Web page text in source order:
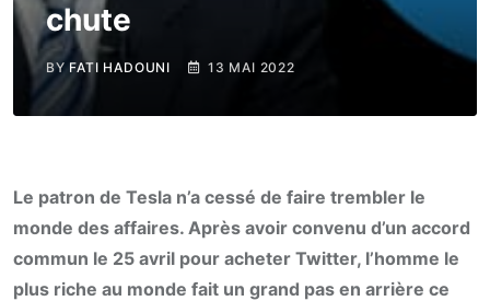
chute
BYFATI HADOUNI 13 MAI 2022
Le patron de Tesla n’a cessé de faire trembler le
monde des affaires. Après avoir convenu d’un accord
commun le 25 avril pour acheter Twitter, l’homme le
plus riche au monde fait un grand pas en arrière ce